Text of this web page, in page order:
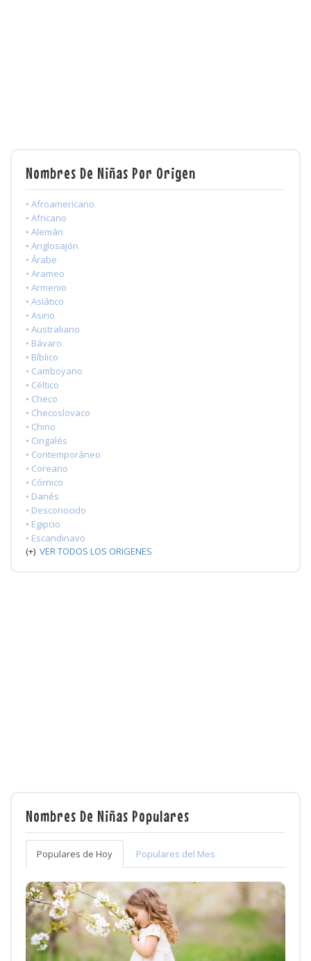
Nombres De Niñas Por Origen
• Afroamericano
• Africano
• Alemán
• Anglosajón
• Árabe
• Arameo
• Armenio
• Asiático
• Asirio
• Australiano
• Bávaro
• Bíblico
• Camboyano
• Céltico
• Checo
• Checoslovaco
• Chino
• Cingalés
• Contemporáneo
• Coreano
• Córnico
• Danés
• Desconocido
• Egipcio
• Escandinavo
(+) VER TODOS LOS ORIGENES
Nombres De Niñas Populares
Populares de Hoy Populares del Mes